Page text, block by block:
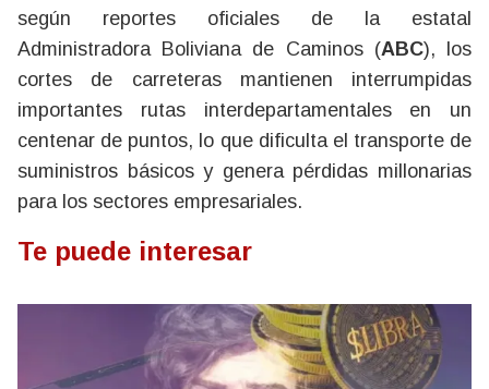
según reportes oficiales de la estatal
Administradora Boliviana de Caminos (ABC), los
cortes de carreteras mantienen interrumpidas
importantes rutas interdepartamentales en un
centenar de puntos, lo que dificulta el transporte de
suministros básicos y genera pérdidas millonarias
para los sectores empresariales.
Te puede interesar